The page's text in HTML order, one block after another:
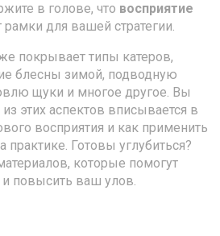
в голове, что восприятие
рамки для вашей стратегии.
покрывает типы катеров,
блесны зимой, подводную
щуки и многое другое. Вы
этих аспектов вписывается в
восприятия и как применить
практике. Готовы углубиться?
которые помогут
повысить ваш улов.